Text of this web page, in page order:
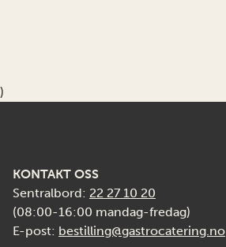
)
KONTAKT OSS
Sentralbord: 22 27 10 20
(08:00-16:00 mandag-fredag)
E-post: bestilling@gastrocatering.no